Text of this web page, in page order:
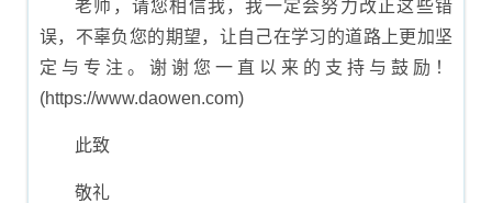
老师，请您相信我，我一定会努力改正这些错
误，不辜负您的期望，让自己在学习的道路上更加坚
定与专注。谢谢您一直以来的支持与鼓励！
(https://www.daowen.com)
此致
敬礼